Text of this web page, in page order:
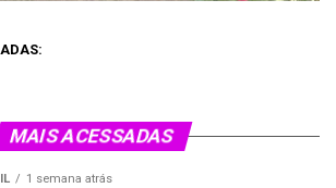
MAIS ACESSADAS
1 semana atrás